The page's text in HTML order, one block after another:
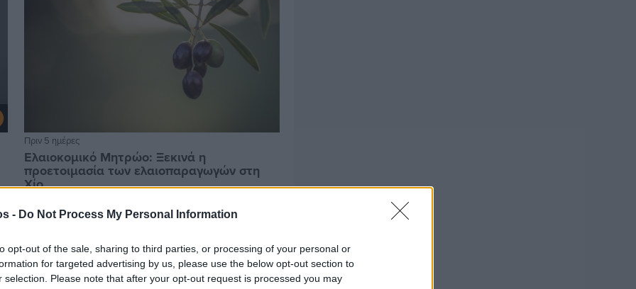
- Do Not Process My Personal Information
opt-out of the sale, sharing to third parties, or processing of your personal or
for targeted advertising by us, please use the below opt-out section to
selection. Please note that after your opt-out request is processed you may
Πριν 5 ημέρες
Ελαιοκομικό Μητρώο: Ξεκινά η
προετοιμασία των ελαιοπαραγωγών στη
Χίο